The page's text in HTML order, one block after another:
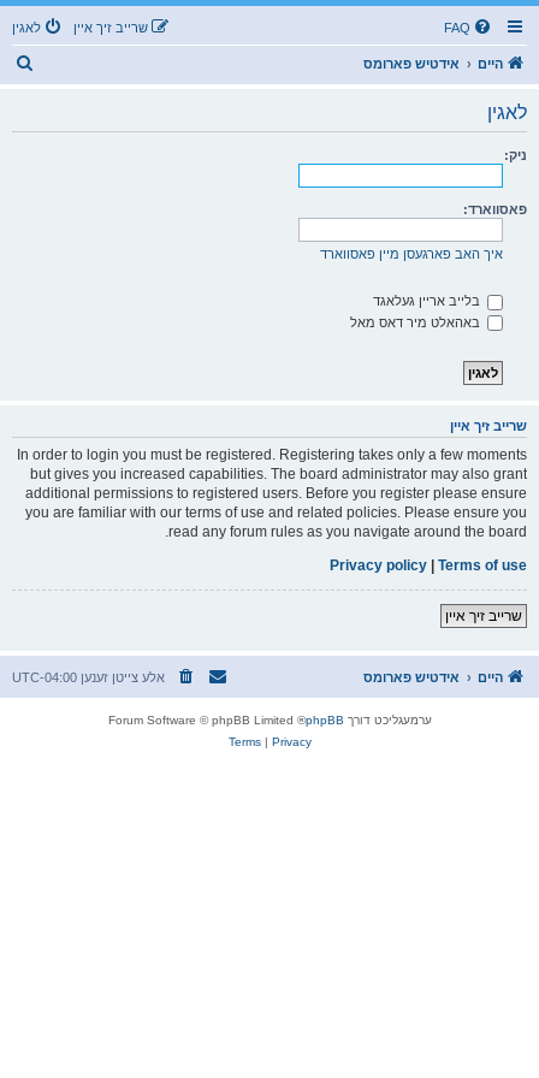
FAQ לאגין שרייב זיך איין
היים אידטיש פארומס
לאגין
ניק:
פאסווארד:
איך האב פארגעסן מיין פאסווארד
בלייב אריין געלאגד
באהאלט מיר דאס מאל
שרייב זיך איין
In order to login you must be registered. Registering takes only a few moments
but gives you increased capabilities. The board administrator may also grant
additional permissions to registered users. Before you register please ensure
you are familiar with our terms of use and related policies. Please ensure you
read any forum rules as you navigate around the board.
Terms of use
|
Privacy policy
שרייב זיך איין
היים אידטיש פארומס אלע צייטן זענען UTC-04:00
ערמעגליכט דורך phpBB
® Forum Software © phpBB Limited
Privacy
|
Terms